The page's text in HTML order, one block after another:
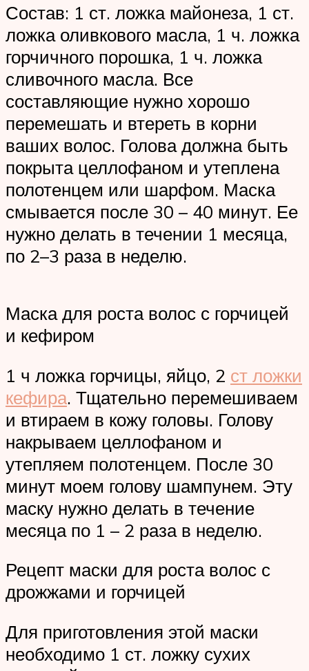
Состав: 1 ст. ложка майонеза, 1 ст.
ложка оливкового масла, 1 ч. ложка
горчичного порошка, 1 ч. ложка
сливочного масла. Все
составляющие нужно хорошо
перемешать и втереть в корни
ваших волос. Голова должна быть
покрыта целлофаном и утеплена
полотенцем или шарфом. Маска
смывается после 30 – 40 минут. Ее
нужно делать в течении 1 месяца,
по 2–3 раза в неделю.
Маска для роста волос с горчицей
и кефиром
1 ч ложка горчицы, яйцо, 2 ст ложки
кефира. Тщательно перемешиваем
и втираем в кожу головы. Голову
накрываем целлофаном и
утепляем полотенцем. После 30
минут моем голову шампунем. Эту
маску нужно делать в течение
месяца по 1 – 2 раза в неделю.
Рецепт маски для роста волос с
дрожжами и горчицей
Для приготовления этой маски
необходимо 1 ст. ложку сухих